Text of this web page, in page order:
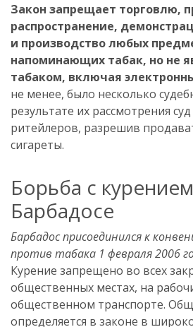
Закон запрещает торговлю,
распространение,
и производство любых
напоминающих табак, но не
табаком, включая
не менее, было несколько
результате их рассмотрения
ритейлеров, разрешив
сигареты.
Борьба с
Барбадосе
Барбадос присоединился к
против табака 1 февраля 2006
Курение запрещено во всех
общественных местах, на
общественном транспорте.
определяется в законе в